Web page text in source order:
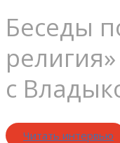
Беседы
религия»
с
Читать интервью